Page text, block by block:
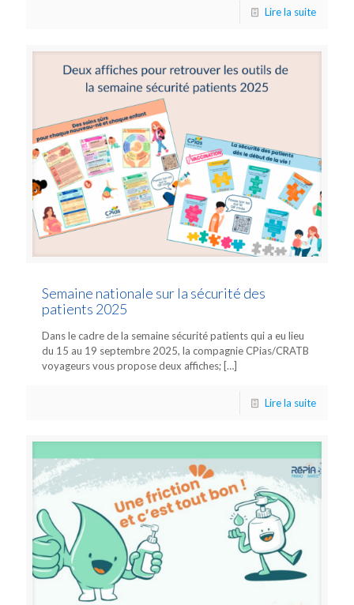
Lire la suite
Semaine nationale sur la sécurité des
patients 2025
Dans le cadre de la semaine sécurité patients qui a eu lieu
du 15 au 19 septembre 2025, la compagnie CPias/CRATB
voyageurs vous propose deux affiches;[…]
Lire la suite